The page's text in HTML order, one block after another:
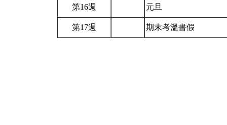
第16週 元旦
第17週 期末考溫書假